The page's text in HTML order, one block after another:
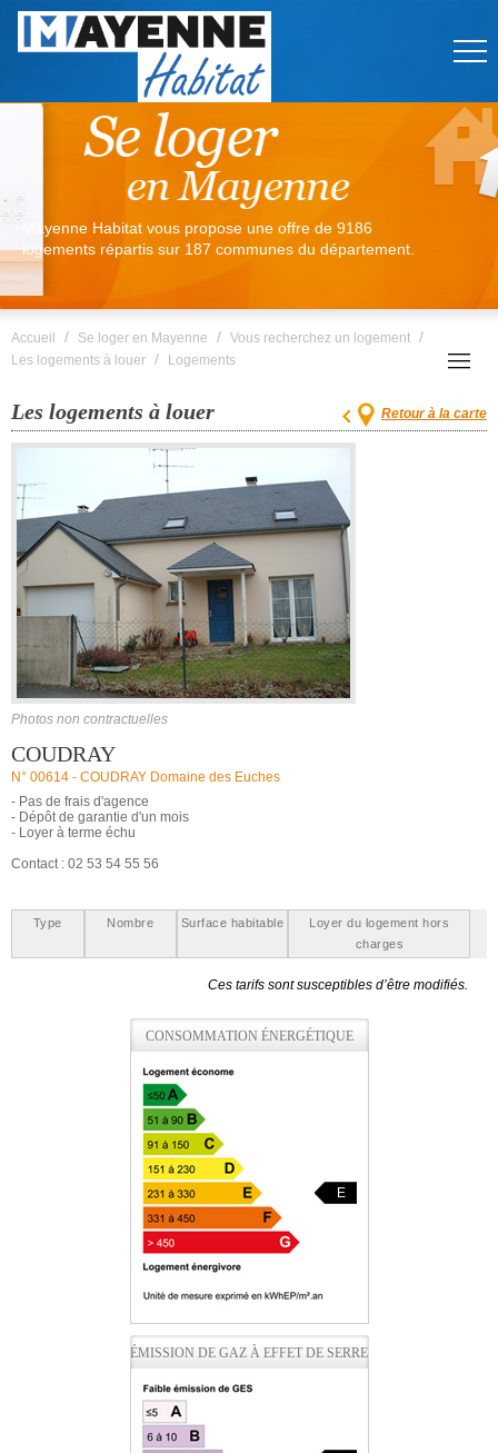
Mayenne Habitat vous propose une offre de 9186
logements répartis sur 187 communes du département.
Accueil / Se loger en Mayenne / Vous recherchez un logement /
Les logements à louer / Logements
Les logements à louer Retour à la carte
Photos non contractuelles
COUDRAY
N° 00614 - COUDRAY Domaine des Euches
- Pas de frais d'agence
- Dépôt de garantie d'un mois
- Loyer à terme échu
Contact : 02 53 54 55 56
Type Nombre Surface habitable
Loyer du logement hors
charges
Ces tarifs sont susceptibles d’être modifiés.
CONSOMMATION ÉNERGÉTIQUE
E
ÉMISSION DE GAZ À EFFET DE SERRE